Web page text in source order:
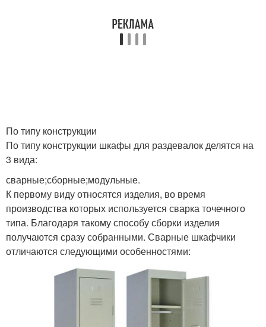
По типу конструкции
По типу конструкции шкафы для раздевалок делятся на
3 вида:
сварные;сборные;модульные.
К первому виду относятся изделия, во время
производства которых используется сварка точечного
типа. Благодаря такому способу сборки изделия
получаются сразу собранными. Сварные шкафчики
отличаются следующими особенностями: